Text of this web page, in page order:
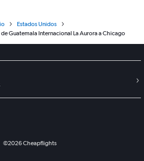
Estados Unidos
Guatemala Internacional La Aurora a Chicago
©2026Cheapflights